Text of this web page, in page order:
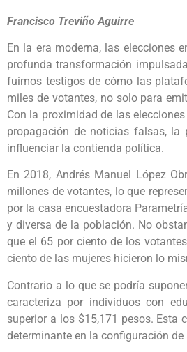
Francisco Treviño Aguirre
En la era moderna, las elecciones
profunda transformación
fuimos testigos de cómo las
miles de votantes, no solo para
Con la proximidad de las
propagación de noticias falsas,
influenciar la contienda política.
En 2018, Andrés Manuel López
millones de votantes, lo que
por la casa encuestadora
y diversa de la población. No
que el 65 por ciento de los
ciento de las mujeres hicieron lo
Contrario a lo que se podría
caracteriza por individuos con
superior a los $15,171 pesos. Esta
determinante en la configuración